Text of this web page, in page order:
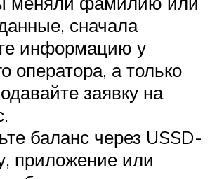
сначала
информацию у
оператора, а только
заявку на
баланс через USSD-
приложение или